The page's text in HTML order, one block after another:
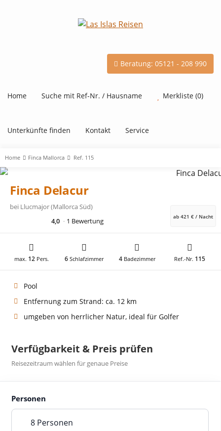
Beratung: 05121 - 208 990
Home Suche mit Ref-Nr. / Hausname
Unterkünfte finden Kontakt Service
Merkliste (0)
Home Finca Mallorca Ref. 115
Finca Delacur
bei Llucmajor (Mallorca Süd)
4,0
1 Bewertung ab 421 € / Nacht
max. 12Pers. 6 Schlafzimmer 4Badezimmer Ref.-Nr. 115
Pool
Entfernung zum Strand: ca. 12 km
umgeben von herrlicher Natur, ideal für Golfer
Verfügbarkeit & Preis prüfen
Reisezeitraum wählen für genaue Preise
Personen
8 Personen